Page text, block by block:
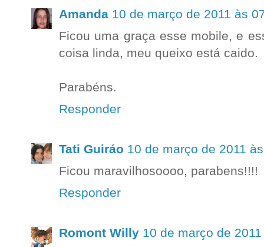
Amanda 10 de março de 2011 às
Ficou uma graça esse mobile, e
coisa linda, meu queixo está caido.
Parabéns.
Responder
Tati Guiráo 10 de março de 2011
Ficou maravilhosoooo, parabens!!!!
Responder
Romont Willy 10 de março de